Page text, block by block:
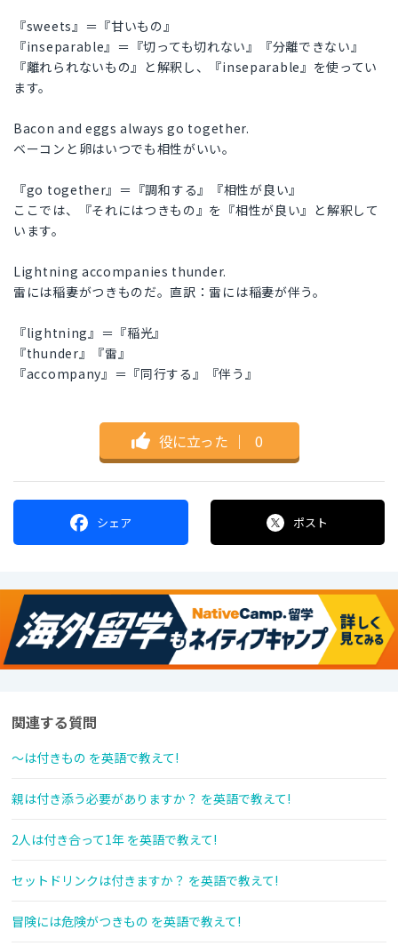
『sweets』＝『甘いもの』
『inseparable』＝『切っても切れない』『分離できない』
『離れられないもの』と解釈し、『inseparable』を使ってい
ます。
Bacon and eggs always go together.
ベーコンと卵はいつでも相性がいい。
『go together』＝『調和する』『相性が良い』
ここでは、『それにはつきもの』を『相性が良い』と解釈して
います。
Lightning accompanies thunder.
雷には稲妻がつきものだ。直訳：雷には稲妻が伴う。
『lightning』＝『稲光』
『thunder』『雷』
『accompany』＝『同行する』『伴う』
役に立った ｜ 0
シェア ポスト
関連する質問
〜は付きもの を英語で教えて!
親は付き添う必要がありますか？ を英語で教えて!
2人は付き合って1年 を英語で教えて!
セットドリンクは付きますか？ を英語で教えて!
冒険には危険がつきもの を英語で教えて!